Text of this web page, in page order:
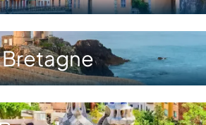
Bretagne